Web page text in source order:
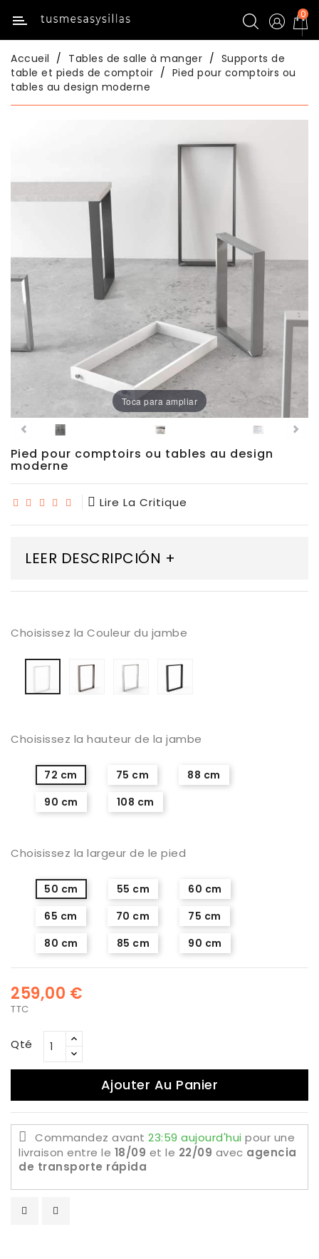
Catégorie
Inicio
Menu
Cuisine
Tables
De
Salle
Manger
De
Salle
À
Manger
Porcelaine
Dekton
Hauts
Extérieur/jardin
0
Accueil Tables de salle à manger
Supports de
table et pieds de comptoir
Pied pour comptoirs ou
tables au design moderne
Toca para ampliar
Pied pour comptoirs ou tables au design
moderne
Lire La Critique
LEER DESCRIPCIÓN +
Choisissez la Couleur du jambe
Blanca Antracita
Plata
anodizada
Choisissez la hauteur de la jambe
72 cm 75 cm
88 cm
90 cm
108 cm
Choisissez la largeur de le pied
50 cm 55 cm
60 cm
65 cm
70 cm
75 cm
80 cm
85 cm 90 cm
259,00 €
TTC
Qté
Ajouter Au Panier
Commandez avant 23:59 aujourd'hui pour une
livraison entre le 18/09 et le 22/09 avec agencia
de transporte rápida